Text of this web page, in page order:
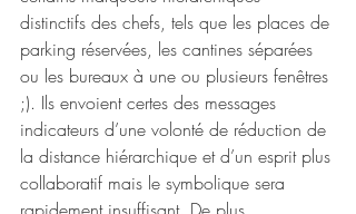
distinctifs des chefs, tels que les places de
parking réservées, les cantines séparées
ou les bureaux à une ou plusieurs fenêtres
;). Ils envoient certes des messages
indicateurs d’une volonté de réduction de
la distance hiérarchique et d’un esprit plus
collaboratif mais le symbolique sera